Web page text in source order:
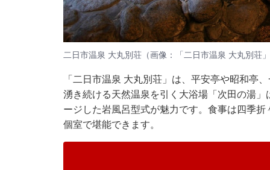
二日市温泉 大丸別荘（画像：「二日市温泉 大丸別荘
「二日市温泉 大丸別荘」は、平安亭や昭和亭
湧き続ける天然温泉を引く大浴場「次田の湯
ージした岩風呂型式が魅力です。食事は四季
個室で堪能できます。